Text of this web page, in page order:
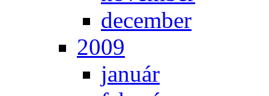
de­cem­ber
2009
ja­nu­ár